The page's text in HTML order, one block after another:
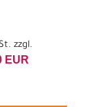
zzgl.
EUR